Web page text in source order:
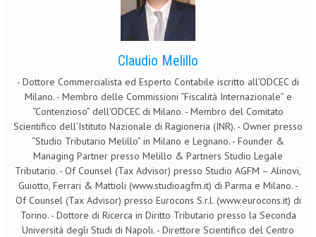
Claudio Melillo
- Dottore Commercialista ed Esperto Contabile iscritto all’ODCEC di
Milano. - Membro delle Commissioni “Fiscalità Internazionale” e
“Contenzioso” dell’ODCEC di Milano. - Membro del Comitato
Scientifico dell’Istituto Nazionale di Ragioneria (INR). - Owner presso
“Studio Tributario Melillo” in Milano e Legnano. - Founder &
Managing Partner presso Melillo & Partners Studio Legale
Tributario. - Of Counsel (Tax Advisor) presso Studio AGFM – Alinovi,
Guiotto, Ferrari & Mattioli (www.studioagfm.it) di Parma e Milano. -
Of Counsel (Tax Advisor) presso Eurocons S.r.l. (www.eurocons.it) di
Torino. - Dottore di Ricerca in Diritto Tributario presso la Seconda
Università degli Studi di Napoli. - Direttore Scientifico del Centro